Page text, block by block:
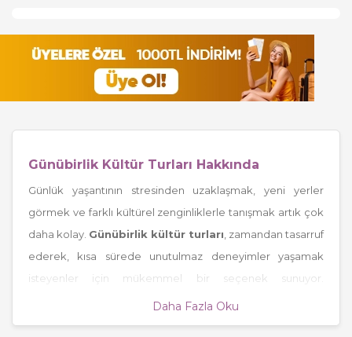
Günübirlik Kültür Turları Hakkında
Günlük yaşantının stresinden uzaklaşmak, yeni yerler
görmek ve farklı kültürel zenginliklerle tanışmak artık çok
daha kolay. Günübirlik kültür turları , zamandan tasarruf
ederek, kısa sürede unutulmaz deneyimler yaşamak
isteyenler için mükemmel bir seçenek sunuyor.
Tatilkaresi.com’un özenle hazırladığı bu turlar sayesinde,
Daha Fazla Oku